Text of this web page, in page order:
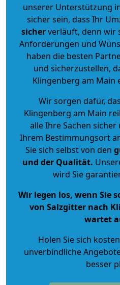
unserer Unterstützung
sicher sein, dass Ihr
sicherverläuft, denn wir
Anforderungen und
haben die besten
und sicherzustellen,
Klingenberg am Main
Wir sorgen dafür,
Klingenberg am Main
alle Ihre Sachen
Ihrem Bestimmungsort
Sie sich selbst von den
und der Qualität.
wird Sie
Wir legen los, wenn Sie
von Salzgitter nach
wartet
Holen Sie sich
unverbindliche
besser